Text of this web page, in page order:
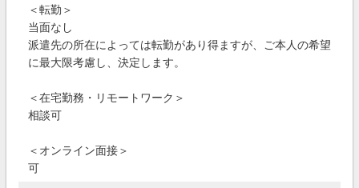
＜転勤＞
当面なし
派遣先の所在によっては転勤があり得ますが、ご本人の希望
に最大限考慮し、決定します。
＜在宅勤務・リモートワーク＞
相談可
＜オンライン面接＞
可